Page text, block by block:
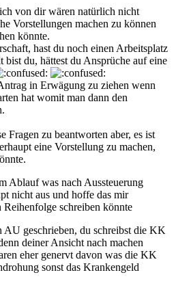
von dir wären natürlich nicht
Vorstellungen machen zu können
könnte.
hast du noch einen Arbeitsplatz
bist du, hättest du Ansprüche auf eine
in Erwägung zu ziehen wenn
hat womit man dann den
Fragen zu beantworten aber, es ist
eine Vorstellung zu machen,
Ablauf was nach Aussteuerung
nicht aus und hoffe das mir
schreiben könnte
AU geschrieben, du schreibst die KK
deiner Ansicht nach machen
eher genervt davon was die KK
sonst das Krankengeld